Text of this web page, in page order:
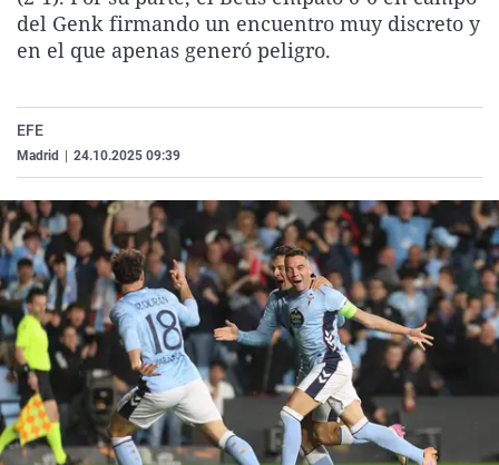
La rosa de los vientos
Gente viajera
Caso
Retornados
Extremadura
Galicia
País Vasco
Virales
Televisión
del Genk firmando un encuentro muy discreto y
en el que apenas generó peligro.
EFE
Madrid 24.10.2025 09:39